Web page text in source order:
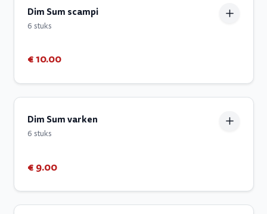
Dim Sum scampi
6 stuks
€ 10.00
Dim Sum varken
6 stuks
€ 9.00